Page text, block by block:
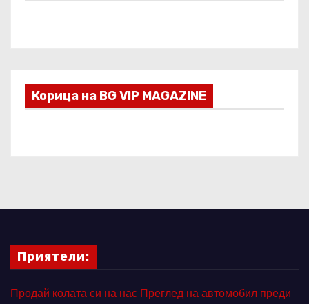
Корица на BG VIP MAGAZINE
Приятели:
Продай колата си на нас Преглед на автомобил преди